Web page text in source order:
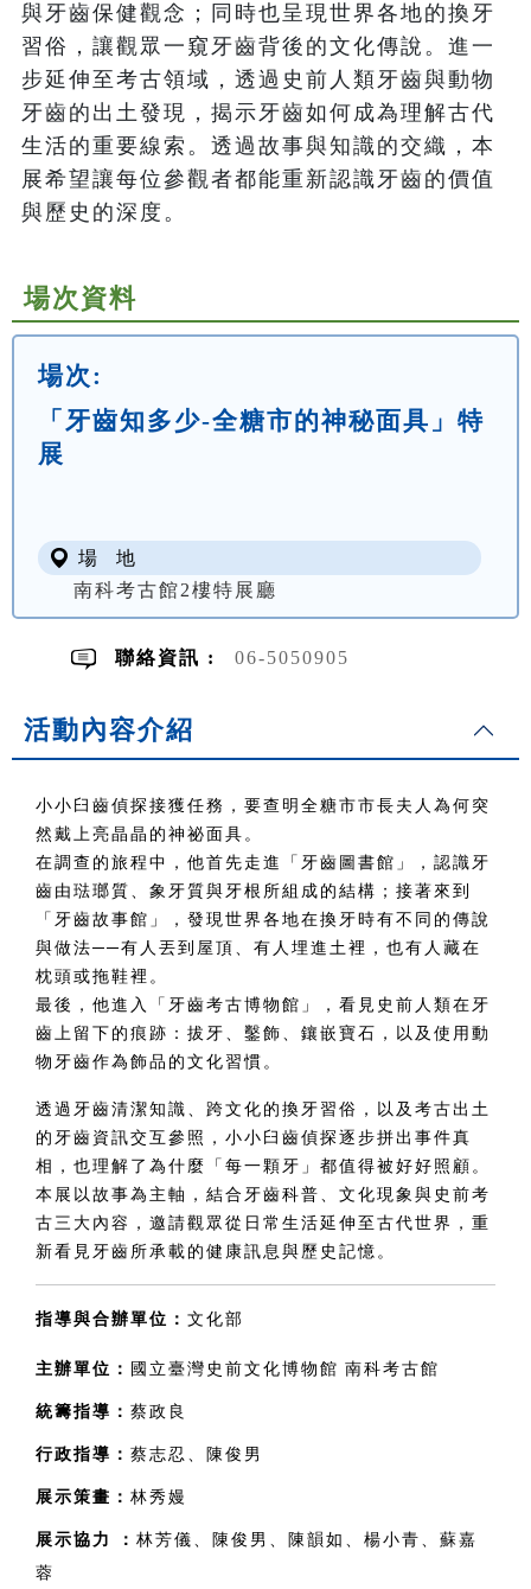
與牙齒保健觀念；同時也呈現世界各地的換牙
習俗，讓觀眾一窺牙齒背後的文化傳說。進一
步延伸至考古領域，透過史前人類牙齒與動物
牙齒的出土發現，揭示牙齒如何成為理解古代
生活的重要線索。透過故事與知識的交織，本
展希望讓每位參觀者都能重新認識牙齒的價值
場次資料
場次:
「牙齒知多少-全糖市的神秘面具」特
展
場 地
南科考古館2樓特展廳
聯絡資訊 : 06-5050905
活動內容介紹
小小臼齒偵探接獲任務，要查明全糖市市長夫人為何突
然戴上亮晶晶的神祕面具。
在調查的旅程中，他首先走進「牙齒圖書館」，認識牙
齒由琺瑯質、象牙質與牙根所組成的結構；接著來到
「牙齒故事館」，發現世界各地在換牙時有不同的傳說
與做法──有人丟到屋頂、有人埋進土裡，也有人藏在
枕頭或拖鞋裡。
最後，他進入「牙齒考古博物館」，看見史前人類在牙
齒上留下的痕跡：拔牙、鑿飾、鑲嵌寶石，以及使用動
物牙齒作為飾品的文化習慣。
透過牙齒清潔知識、跨文化的換牙習俗，以及考古出土
的牙齒資訊交互參照，小小臼齒偵探逐步拼出事件真
相，也理解了為什麼「每一顆牙」都值得被好好照顧。
本展以故事為主軸，結合牙齒科普、文化現象與史前考
古三大內容，邀請觀眾從日常生活延伸至古代世界，重
新看見牙齒所承載的健康訊息與歷史記憶。
指導與合辦單位： 文化部
主辦單位： 國立臺灣史前文化博物館 南科考古館
統籌指導： 蔡政良
行政指導： 蔡志忍、陳俊男
展示策畫： 林秀嫚
展示協力 ： 林芳儀、陳俊男、陳韻如、楊小青、蘇嘉
蓉